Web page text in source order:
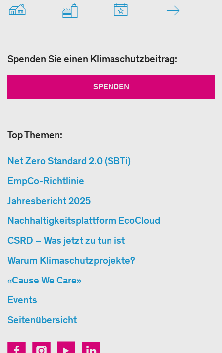
Spenden Sie einen Klimaschutzbeitrag:
SPENDEN
Top Themen:
Net Zero Standard 2.0 (SBTi)
EmpCo-Richtlinie
Jahresbericht 2025
Nachhaltigkeitsplattform EcoCloud
CSRD – Was jetzt zu tun ist
Warum Klimaschutzprojekte?
«Cause We Care»
Events
Seitenübersicht